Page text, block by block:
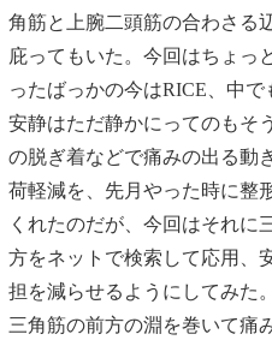
角筋と上腕二頭筋の合わさる
庇ってもいた。今回はちょっ
ったばっかの今はRICE、中で
安静はただ静かにってのもそ
の脱ぎ着などで痛みの出る動
荷軽減を、先月やった時に整
くれたのだが、今回はそれに
方をネットで検索して応用、
担を減らせるようにしてみた。
三角筋の前方の淵を巻いて痛